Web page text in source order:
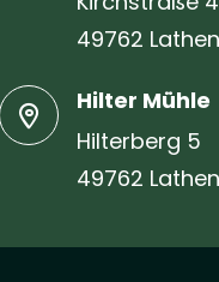
49762 Lathen
Hilter Mühle
Hilterberg 5
49762 Lathen